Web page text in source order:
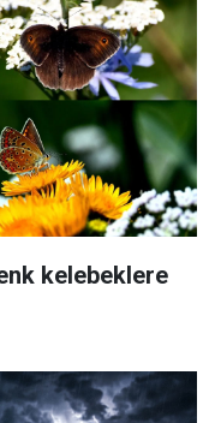
kelebeklere